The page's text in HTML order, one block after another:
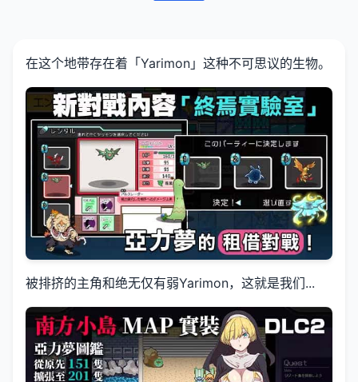
在这个地带存在着「Yarimon」这种不可思议的生物。
被排挤的主角和绝无仅有弱Yarimon，这就是我们...